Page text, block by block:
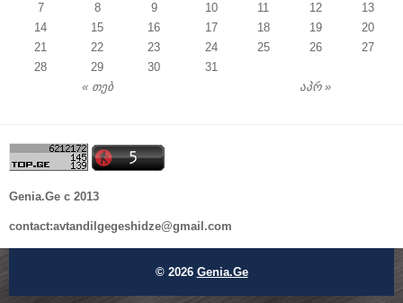
« თებ აპრ »
7
8 9 10 11 12
13
14
15 16 17 18 19
20
21
22 23 24 25 26
27
28
29 30 31
Genia.Ge c 2013
contact:avtandilgegeshidze@gmail.com
© 2026 Genia.Ge